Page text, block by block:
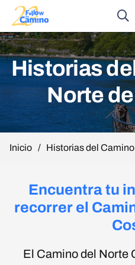
Historias
Norte
Inicio / Historias del
Encuentra tu
recorrer el
El Camino del Norte